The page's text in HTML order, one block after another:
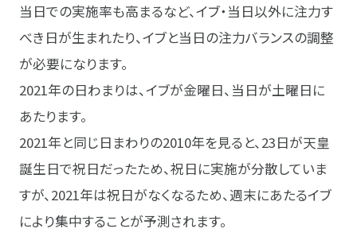
当日での実施率も高まるなど、イブ・当日以外に注力す
べき日が生まれたり、イブと当日の注力バランスの調整
が必要になります。
2021年の日わまりは、イブが金曜日、当日が土曜日に
あたります。
2021年と同じ日まわりの2010年を見ると、23日が天皇
誕生日で祝日だったため、祝日に実施が分散していま
すが、2021年は祝日がなくなるため、週末にあたるイブ
により集中することが予測されます。